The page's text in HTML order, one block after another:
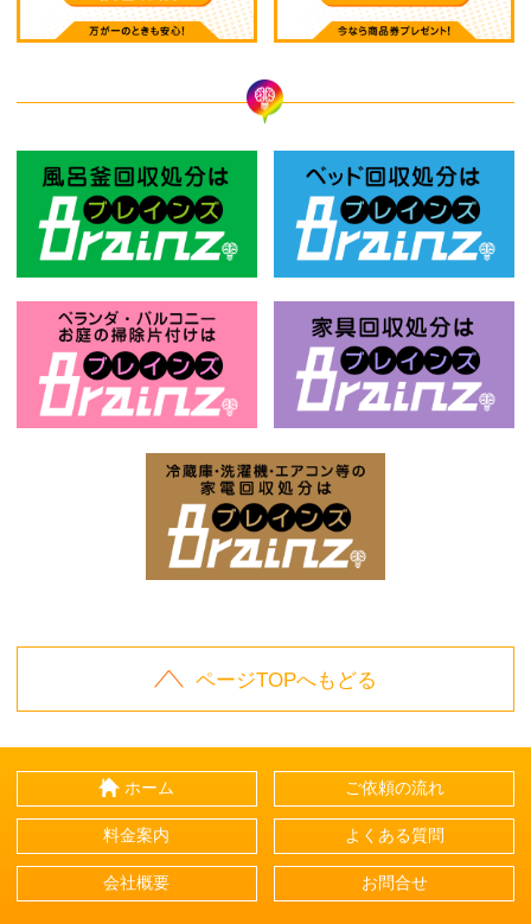
ページTOPへもどる
ホーム ご依頼の流れ
料金案内 よくある質問
会社概要 お問合せ